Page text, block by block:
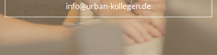
info@urban-kollegen.de